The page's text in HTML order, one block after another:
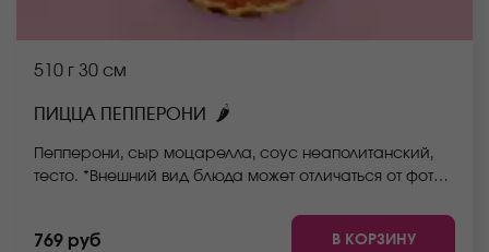
510 г 30 см
ПИЦЦА ПЕППЕРОНИ 🌶
Пепперони, сыр моцарелла, соус неаполитанский,
тесто. *Внешний вид блюда может отличаться от фото
769 руб В КОРЗИНУ